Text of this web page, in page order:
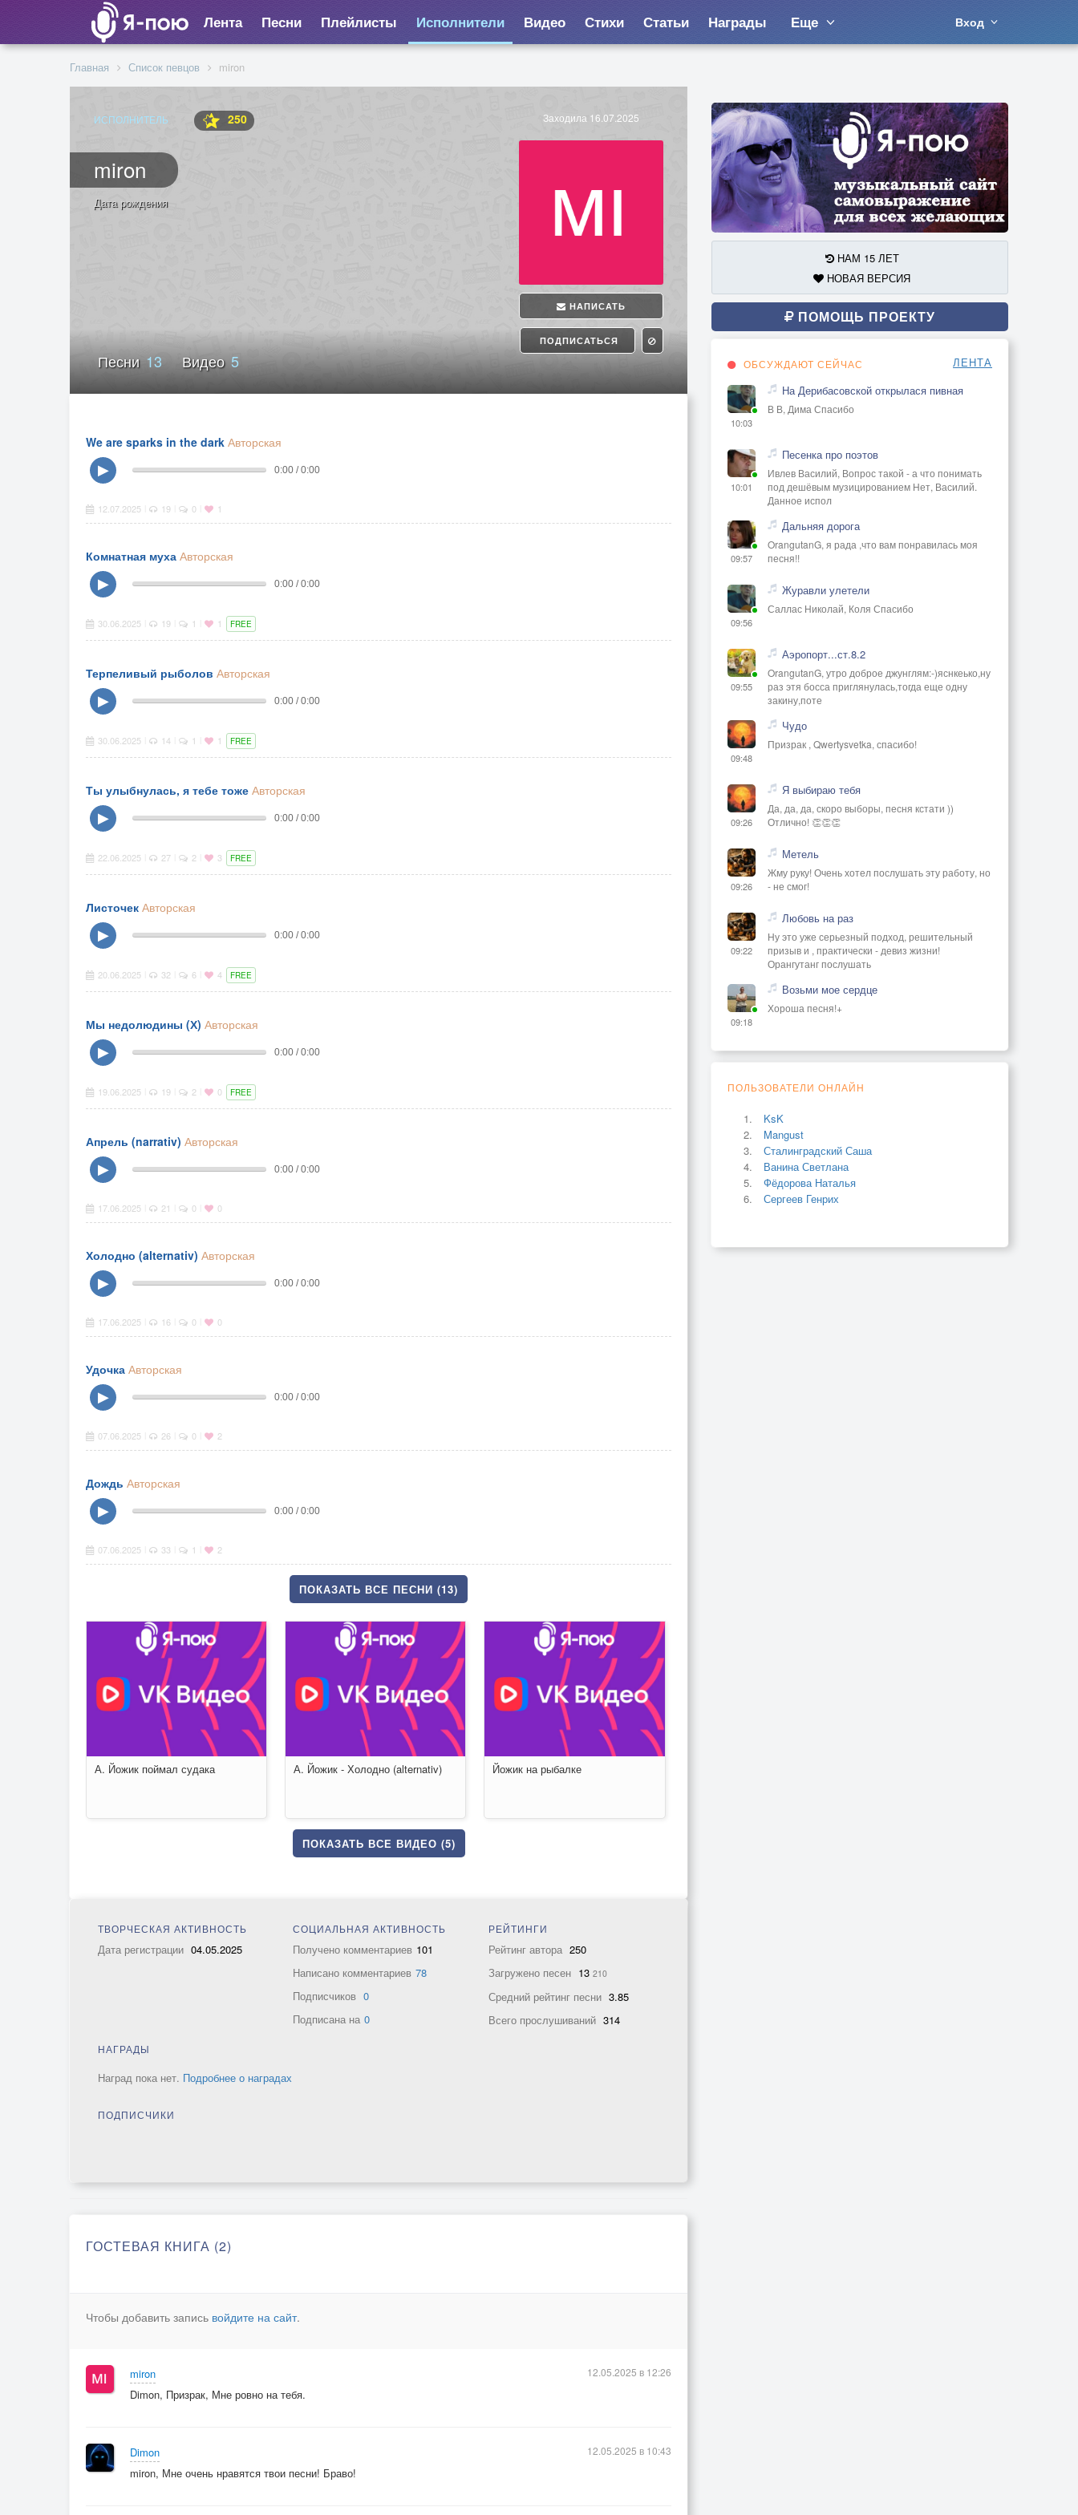
Лента Песни Плейлисты Исполнители Видео Стихи Статьи Награды Еще Вход
Главная Список певцов miron
ИСПОЛНИТЕЛЬ 250
miron
Заходила 16.07.2025
НАПИСАТЬ
ПОДПИСАТЬСЯ
Дата рождения
Песни13 Видео5
We are sparks in the dark Авторская
▶
0:00 / 0:00
12.07.2025 19 0 1
Комнатная муха Авторская
▶
0:00 / 0:00
30.06.2025 19 1 1 FREE
Терпеливый рыболов Авторская
▶
0:00 / 0:00
30.06.2025 14 1 1 FREE
Ты улыбнулась, я тебе тоже Авторская
▶
0:00 / 0:00
22.06.2025 27 2 3 FREE
Листочек Авторская
▶
0:00 / 0:00
20.06.2025 32 6 4 FREE
Мы недолюдины (Х) Авторская
▶
0:00 / 0:00
19.06.2025 19 2 0 FREE
Апрель (narrativ) Авторская
▶
0:00 / 0:00
17.06.2025 21 0 0
Холодно (alternativ) Авторская
▶
0:00 / 0:00
17.06.2025 16 0 0
Удочка Авторская
▶
0:00 / 0:00
07.06.2025 26 0 2
Дождь Авторская
▶
0:00 / 0:00
07.06.2025 33 1 2
ПОКАЗАТЬ ВСЕ ПЕСНИ (13)
А. Йожик поймал судака А. Йожик - Холодно (alternativ) Йожик на рыбалке
ПОКАЗАТЬ ВСЕ ВИДЕО (5)
ТВОРЧЕСКАЯ АКТИВНОСТЬ
Дата регистрации 04.05.2025
СОЦИАЛЬНАЯ АКТИВНОСТЬ
Получено комментариев 101
Написано комментариев 78
Подписчиков 0
Подписана на 0
РЕЙТИНГИ
Рейтинг автора 250
Загружено песен 13 210
Средний рейтинг песни 3.85
Всего прослушиваний 314
НАГРАДЫ
Наград пока нет. Подробнее о наградах
ПОДПИСЧИКИ
ГОСТЕВАЯ КНИГА (2)
Чтобы добавить запись войдите на сайт.
miron
Dimon, Призрак, Мне ровно на тебя.
12.05.2025 в 12:26
Dimon
miron, Мне очень нравятся твои песни! Браво!
12.05.2025 в 10:43
НАМ 15 ЛЕТ
НОВАЯ ВЕРСИЯ
ПОМОЩЬ ПРОЕКТУ
ОБСУЖДАЮТ СЕЙЧАС ЛЕНТА
10:03
На Дерибасовской открылася пивная
В В, Дима Спасибо
10:01
Песенка про поэтов
Ивлев Василий, Вопрос такой - а что понимать
под дешёвым музицированием Нет, Василий.
Данное испол
09:57
Дальняя дорога
OrangutanG, я рада ,что вам понравилась моя
песня!!
09:56
Журавли улетели
Саллас Николай, Коля Спасибо
09:55
Аэропорт...ст.8.2
OrangutanG, утро доброе джунглям:-)яснкеько,ну
раз этя босса приглянулась,тогда еще одну
закину,поте
09:48
Чудо
Призрак , Qwertysvetka, спасибо!
09:26
Я выбираю тебя
Да, да, да, скоро выборы, песня кстати ))
Отлично! 👏👏👏
09:26
Метель
Жму руку! Очень хотел послушать эту работу, но
- не смог!
09:22
Любовь на раз
Ну это уже серьезный подход, решительный
призыв и , практически - девиз жизни!
Орангутанг послушать
09:18
Возьми мое сердце
Хороша песня!+
ПОЛЬЗОВАТЕЛИ ОНЛАЙН
KsK
Mangust
Сталинградский Саша
Ванина Светлана
Фёдорова Наталья
Сергеев Генрих